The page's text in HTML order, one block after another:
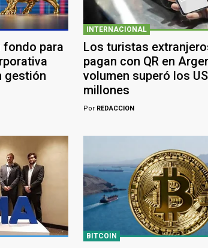
fondo para
gestión
INTERNACIONAL
Los turistas
pagan con QR en
volumen superó los
millones
PorREDACCION
BITCOIN